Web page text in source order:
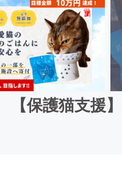
【保護猫支援